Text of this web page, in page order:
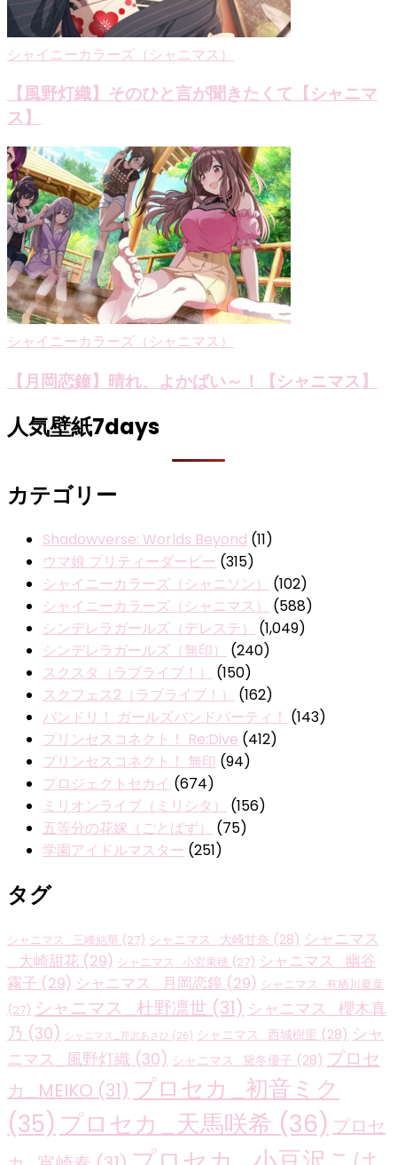
シャイニーカラーズ（シャニマス）
【風野灯織】そのひと言が聞きたくて【シャニマ
ス】
シャイニーカラーズ（シャニマス）
【月岡恋鐘】晴れ、よかばい～！【シャニマス】
人気壁紙7days
カテゴリー
Shadowverse: Worlds Beyond (11)
ウマ娘 プリティーダービー (315)
シャイニーカラーズ（シャニソン）
(102)
シャイニーカラーズ（シャニマス）
(588)
シンデレラガールズ（デレステ）
(1,049)
シンデレラガールズ（無印）
(240)
スクスタ（ラブライブ！）
(150)
スクフェス2（ラブライブ！）
(162)
バンドリ！ ガールズバンドパーティ！ (143)
プリンセスコネクト！ Re:Dive (412)
プリンセスコネクト！ 無印 (94)
プロジェクトセカイ (674)
ミリオンライブ（ミリシタ）
(156)
五等分の花嫁（ごとぱず）
(75)
学園アイドルマスター (251)
タグ
シャニマス_三峰結華 (27) シャニマス_大崎甘奈 (28) シャニマス
_大崎甜花 (29) シャニマス_小宮果穂 (27) シャニマス_幽谷
霧子 (29) シャニマス_月岡恋鐘 (29) シャニマス_有栖川夏葉
(27) シャニマス_杜野凛世 (31) シャニマス_櫻木真
乃 (30) シャニマス_芹沢あさひ (26) シャニマス_西城樹里 (28) シャ
ニマス_風野灯織 (30) シャニマス_黛冬優子 (28) プロセ
カ_MEIKO (31) プロセカ_初音ミク
(35) プロセカ_天馬咲希 (36) プロセ